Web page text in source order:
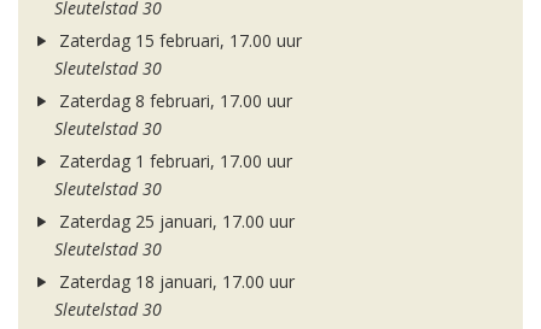
Sleutelstad 30
Zaterdag 15 februari, 17.00 uur
Sleutelstad 30
Zaterdag 8 februari, 17.00 uur
Sleutelstad 30
Zaterdag 1 februari, 17.00 uur
Sleutelstad 30
Zaterdag 25 januari, 17.00 uur
Sleutelstad 30
Zaterdag 18 januari, 17.00 uur
Sleutelstad 30